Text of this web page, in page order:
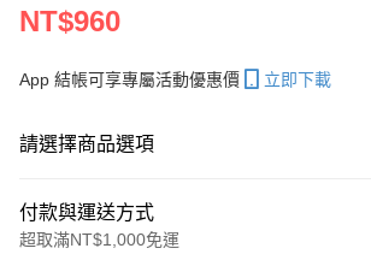
NT$960
App 結帳可享專屬活動優惠價 立即下載
請選擇商品選項
付款與運送方式
超取滿NT$1,000免運